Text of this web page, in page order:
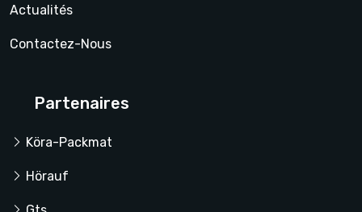
Actualités
Contactez-Nous
Partenaires
Köra-Packmat
Hörauf